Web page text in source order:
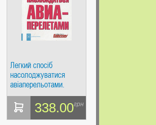
Легкий спосіб
насолоджуватися
авіаперельотами.
Добра книга
338.00грн